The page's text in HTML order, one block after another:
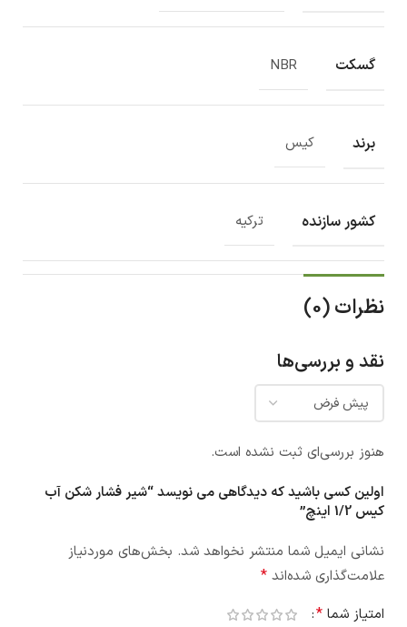
گسکت NBR
برند کیس
کشور سازنده ترکیه
نظرات (0)
نقد و بررسی‌ها
هنوز بررسی‌ای ثبت نشده است.
اولین کسی باشید که دیدگاهی می نویسد “شیر فشار شکن آب
کیس 1/2 اینچ”
نشانی ایمیل شما منتشر نخواهد شد. بخش‌های موردنیاز
علامت‌گذاری شده‌اند *
امتیاز شما *